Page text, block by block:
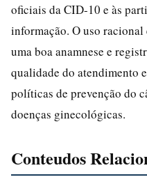
oficiais da CID-10 e às
informação. O uso
uma boa anamnese e
qualidade do atendimento
políticas de prevenção do
doenças ginecológicas.
Conteudos